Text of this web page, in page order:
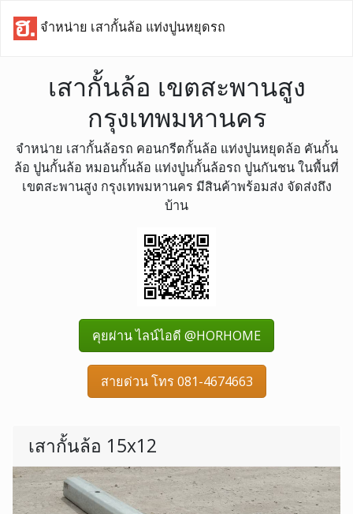
จำหน่าย เสากั้นล้อ แท่งปูนหยุดรถ
เสากั้นล้อ เขตสะพานสูง
กรุงเทพมหานคร
จำหน่าย เสากั้นล้อรถ คอนกรีตกั้นล้อ แท่งปูนหยุดล้อ คันกั้น
ล้อ ปูนกั้นล้อ หมอนกั้นล้อ แท่งปูนกั้นล้อรถ ปูนกันชน ในพื้นที่
เขตสะพานสูง กรุงเทพมหานคร มีสินค้าพร้อมส่ง จัดส่งถึง
บ้าน
คุยผ่าน ไลน์ไอดี @HORHOME
สายด่วน โทร 081-4674663
เสากั้นล้อ 15x12